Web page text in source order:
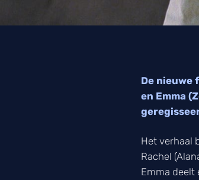
De nieuwe
en Emma
Het verhaal
Rachel
Emma deelt